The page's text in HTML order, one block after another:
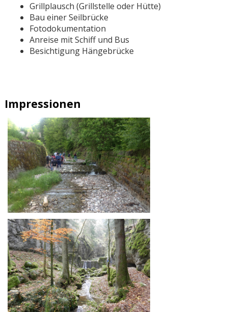
Grillplausch (Grillstelle oder Hütte)
Bau einer Seilbrücke
Fotodokumentation
Anreise mit Schiff und Bus
Besichtigung Hängebrücke
Impressionen